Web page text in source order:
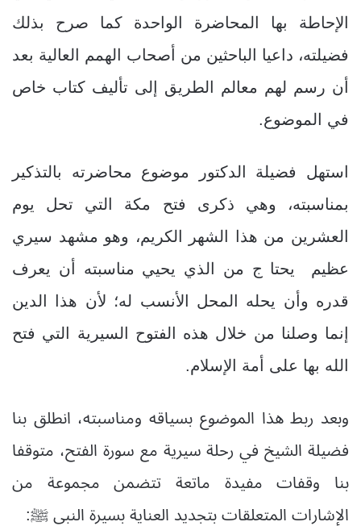
الإحاطة بها المحاضرة الواحدة كما صرح بذلك
فضيلته، داعيا الباحثين من أصحاب الهمم العالية بعد
أن رسم لهم معالم الطريق إلى تأليف كتاب خاص
في الموضوع.
استهل فضيلة الدكتور موضوع محاضرته بالتذكير
بمناسبته، وهي ذكرى فتح مكة التي تحل يوم
العشرين من هذا الشهر الكريم، وهو مشهد سيري
عظيم يحتا ج من الذي يحيي مناسبته أن يعرف
قدره وأن يحله المحل الأنسب له؛ لأن هذا الدين
إنما وصلنا من خلال هذه الفتوح السيرية التي فتح
الله بها على أمة الإسلام.
وبعد ربط هذا الموضوع بسياقه ومناسبته، انطلق بنا
فضيلة الشيخ في رحلة سيرية مع سورة الفتح، متوقفا
بنا وقفات مفيدة ماتعة تتضمن مجموعة من
الإشارات المتعلقات بتجديد العناية بسيرة النبي ﷺ: